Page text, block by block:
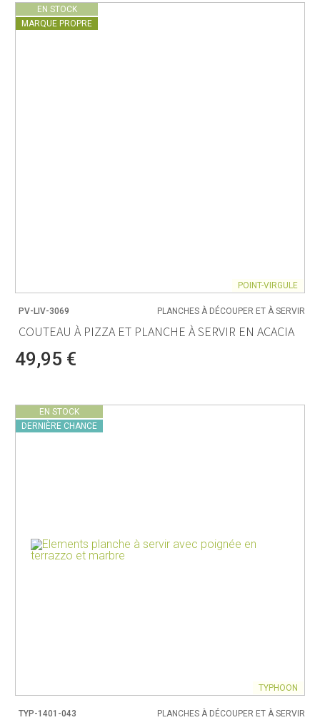
EN STOCK
MARQUE PROPRE
POINT-VIRGULE
PV-LIV-3069 PLANCHES À DÉCOUPER ET À SERVIR
COUTEAU À PIZZA ET PLANCHE À SERVIR EN ACACIA
49,95 €
EN STOCK
DERNIÈRE CHANCE
TYPHOON
TYP-1401-043 PLANCHES À DÉCOUPER ET À SERVIR